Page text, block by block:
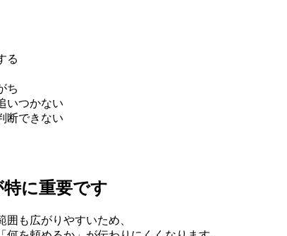
る
ち
いつかない
断できない
に重要です
も広がりやすいため、